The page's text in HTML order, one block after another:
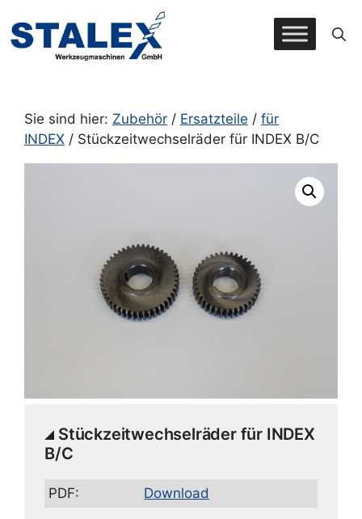
Inhalt
springen
Sie sind hier: Zubehör / Ersatzteile / für
INDEX / Stückzeitwechselräder für INDEX B/C
Stückzeitwechselräder für INDEX
B/C
PDF: Download